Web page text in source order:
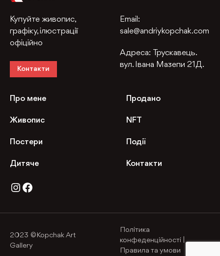
Купуйте живопис,
графіку, ілюстрації
офіційно
Контакти
Email:
sale@andriykopchak.com
Адреса:
Трускавець.
вул. Івана Мазепи 21Д.
Про мене
Живопис
Постери
Дитяче
Продано
NFT
Події
Контакти
Instagram
Facebook
2023 ©Kopchak Art
Gallery
Політика
конфеденційності
Правила та умови